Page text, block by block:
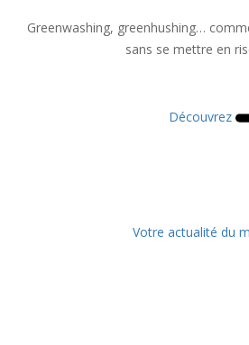
Greenwashing, greenhushing…
sans se mettre en
Découvrez
Votre actualité du